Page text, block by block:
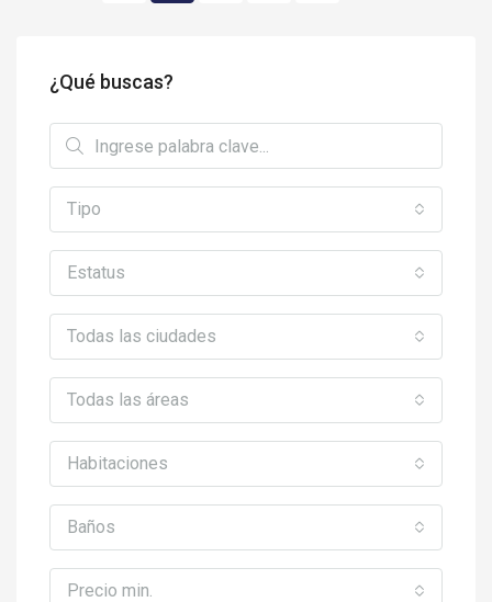
¿Qué buscas?
Tipo
Estatus
Todas las ciudades
Todas las áreas
Habitaciones
Baños
Precio min.